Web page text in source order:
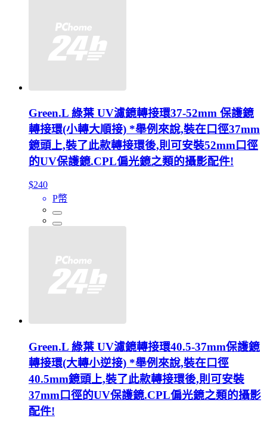
Green.L 綠葉 UV濾鏡轉接環37-52mm 保護鏡
轉接環(小轉大順接) *舉例來說,裝在口徑37mm
鏡頭上,裝了此款轉接環後,則可安裝52mm口徑
的UV保護鏡.CPL偏光鏡之類的攝影配件!
$240
P幣
Green.L 綠葉 UV濾鏡轉接環40.5-37mm保護鏡
轉接環(大轉小逆接) *舉例來說,裝在口徑
40.5mm鏡頭上,裝了此款轉接環後,則可安裝
37mm口徑的UV保護鏡.CPL偏光鏡之類的攝影
配件!